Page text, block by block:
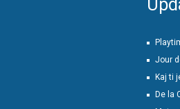
Jour
Kaj ti
De la